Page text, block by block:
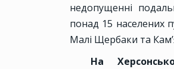
недопущенні
понад 15 населених
Малі Щербаки та
На